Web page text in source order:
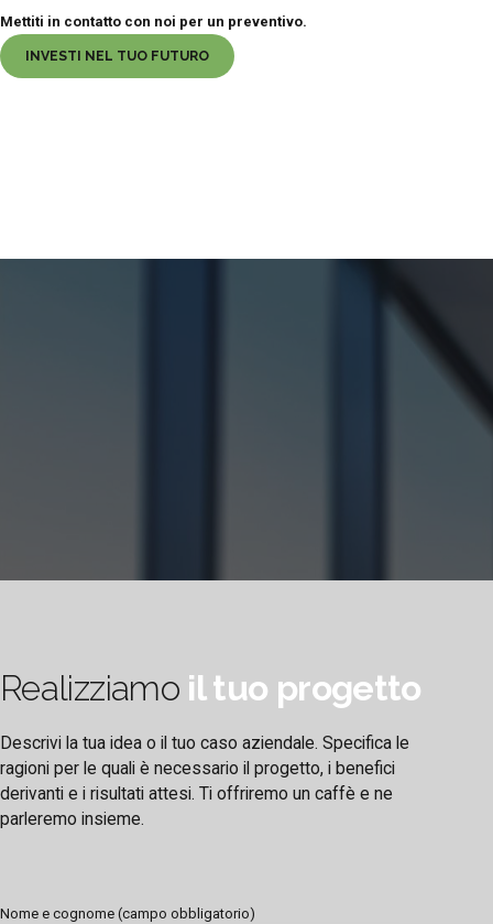
Mettiti in contatto con noi per un preventivo.
INVESTI NEL TUO FUTURO
Realizziamo il tuo progetto
Descrivi la tua idea o il tuo caso aziendale. Specifica le
ragioni per le quali è necessario il progetto, i benefici
derivanti e i risultati attesi. Ti offriremo un caffè e ne
parleremo insieme.
Nome e cognome (campo obbligatorio)